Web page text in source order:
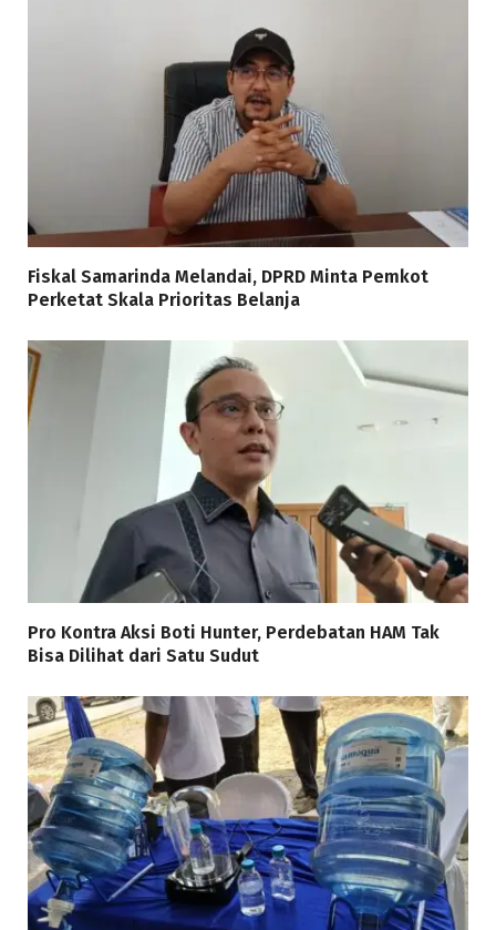
Fiskal Samarinda Melandai, DPRD Minta Pemkot
Perketat Skala Prioritas Belanja
Pro Kontra Aksi Boti Hunter, Perdebatan HAM Tak
Bisa Dilihat dari Satu Sudut